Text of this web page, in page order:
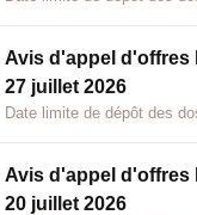
Avis d'appel d'offres
27 juillet 2026
Date limite de dépôt des
Avis d'appel d'offres
20 juillet 2026